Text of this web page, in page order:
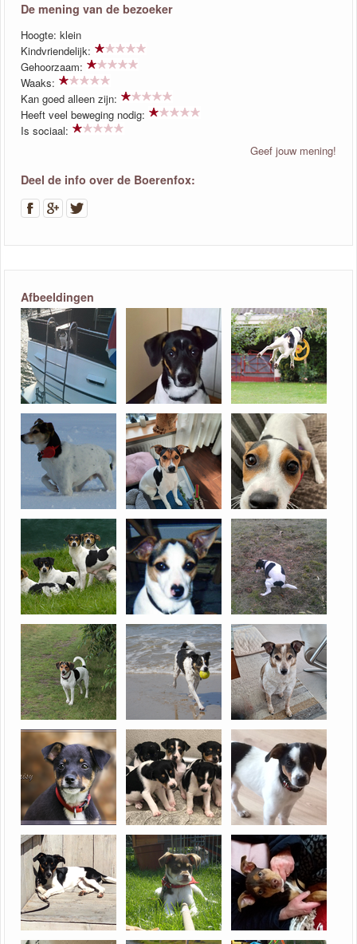
De mening van de bezoeker
Hoogte: klein
Kindvriendelijk:
Gehoorzaam:
Waaks:
Kan goed alleen zijn:
Heeft veel beweging nodig:
Is sociaal:
Geef jouw mening!
Deel de info over de Boerenfox:
Afbeeldingen